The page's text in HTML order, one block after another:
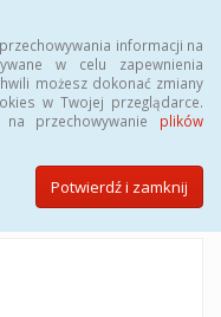
informacji na
w celu zapewnienia
możesz dokonać zmiany
w Twojej przeglądarce.
przechowywanie plików
Potwierdź i zamknij
PUBLICZNEJ
Opola